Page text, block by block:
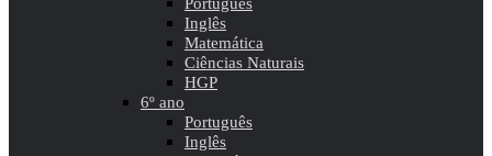
Inglês
Matemática
Ciências Naturais
HGP
6º ano
Português
Inglês